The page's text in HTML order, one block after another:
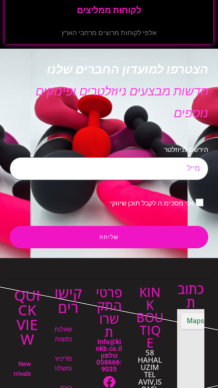
לקוחות ממליצים
אלפי לקוחות מרוצים מרחבי הארץ
הצטרפו למועדון החברים שלנו
חדשות מבצעים ניוזלטרים ופינוקים
נוספים
הירשם לניוזלטר
אני מסכימ.ה לקבל תוכן שיווקי
שליחה
כתוב
ת
KIN
K
BOU
TIQ
E
58
HAHAL
UZIM
TEL
AVIV,IS
פרטי
התק
שרו
ת
Info@ki
nkb.co.il
טלפון
:058666
9035
קישו
רים
שאלות
נפוצות
מדיניות
ומשלוחים
QUI
CK
VIE
W
New
Arrivals